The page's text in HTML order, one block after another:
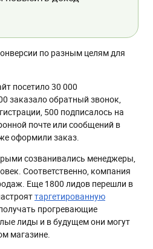
по разным целям для
посетило 30 000
заказало обратный звонок,
500 подписалось на
почте или сообщений в
оформили заказ.
созванивались менеджеры,
Соответственно, компания
Еще 1800 лидов перешли в
таргетированную
прогревающие
лиды и в будущем они могут
магазине.